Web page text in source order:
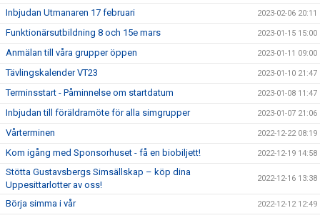
Inbjudan Utmanaren 17 februari 2023-02-06 20:11
Funktionärsutbildning 8 och 15e mars 2023-01-15 15:00
Anmälan till våra grupper öppen 2023-01-11 09:00
Tävlingskalender VT23 2023-01-10 21:47
Terminsstart - Påminnelse om startdatum 2023-01-08 11:47
Inbjudan till föräldramöte för alla simgrupper 2023-01-07 21:06
Vårterminen 2022-12-22 08:19
Kom igång med Sponsorhuset - få en biobiljett! 2022-12-19 14:58
Stötta Gustavsbergs Simsällskap – köp dina
Uppesittarlotter av oss!
2022-12-16 13:38
Börja simma i vår 2022-12-12 12:49